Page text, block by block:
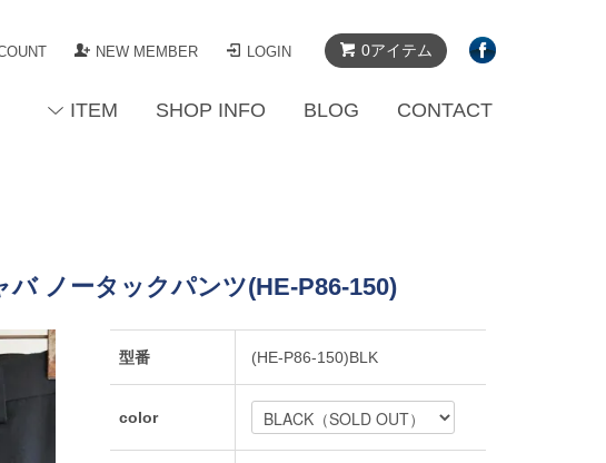
0アイテム
NEW MEMBER LOGIN
ITEM SHOP INFO BLOG CONTACT
ノータックパンツ(HE-P86-150)
型番 (HE-P86-150)BLK
color